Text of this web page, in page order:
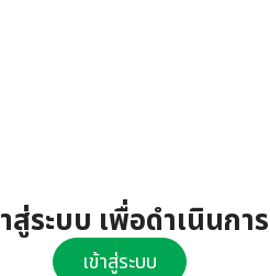
ระบบ เพื่อดำเนินกา
เข้าสู่ระบบ